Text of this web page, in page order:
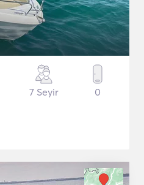
7 Seyir 0